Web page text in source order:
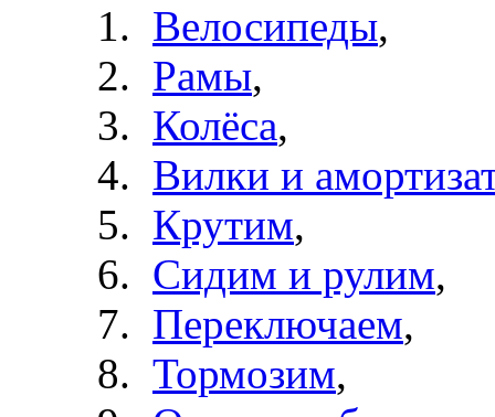
Велосипеды,
Рамы,
Колёса,
Вилки и
Крутим,
Сидим и рулим,
Переключаем,
Тормозим,